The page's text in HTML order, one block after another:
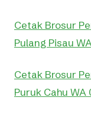
Cetak Brosur
Pulang Pisau
Cetak Brosur
Puruk Cahu WA